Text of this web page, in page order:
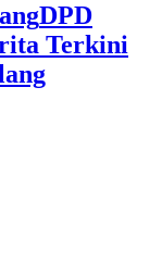
DPD
Terkini